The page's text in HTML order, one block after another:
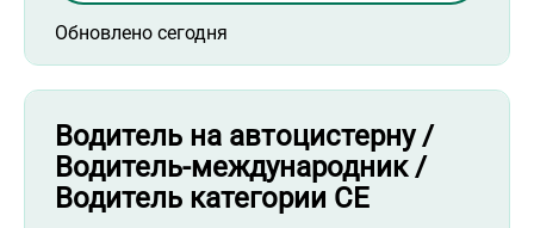
Обновлено сегодня
Водитель на автоцистерну /
Водитель-международник /
Водитель категории СЕ